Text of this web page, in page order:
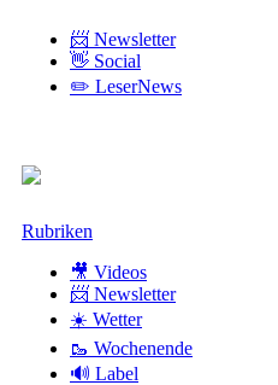
📨 Newsletter
👋 Social
✏️ LeserNews
Zum
Rubriken
🎥 Videos
📨 Newsletter
☀️ Wetter
🥾 Wochenende
🔊 Label